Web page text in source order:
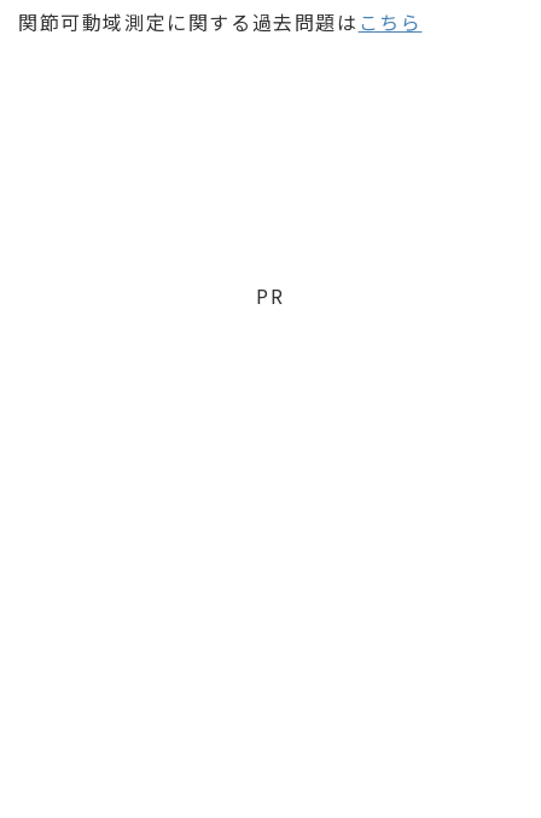
関節可動域測定に関する過去問題は こちら
PR